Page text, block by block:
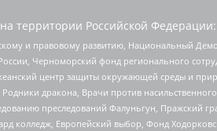
территории Российской Федерации:
и правовому развитию, Национальный
Черноморский фонд регионального
центр защиты окружающей среды и
дракона, Врачи против
преследований Фалуньгун, Пражский
колледж, Европейский выбор, Фонд